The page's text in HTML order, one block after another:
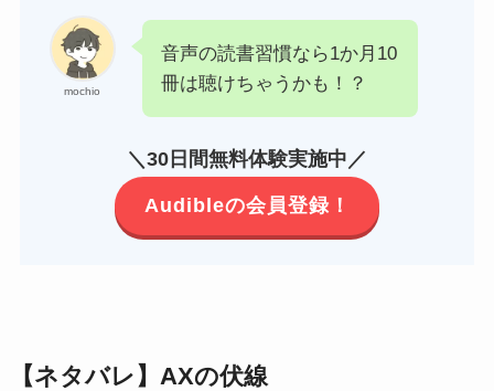
mochio
音声の読書習慣なら1か月10
冊は聴けちゃうかも！？
＼30日間無料体験実施中／
Audibleの会員登録！
【ネタバレ】AXの伏線